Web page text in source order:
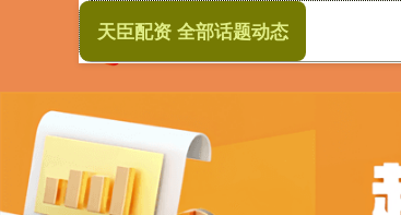
天臣配资 全部话题动态